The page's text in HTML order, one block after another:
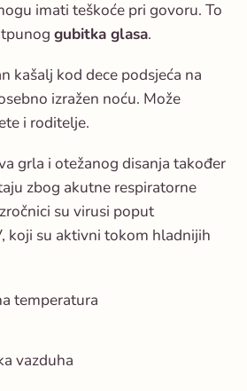
imati teškoće pri govoru. To
gubitka glasa.
kašalj kod dece podsjeća na
izražen noću. Može
i roditelje.
grla i otežanog disanja također
zbog akutne respiratorne
su virusi poput
koji su aktivni tokom hladnijih
temperatura
vazduha